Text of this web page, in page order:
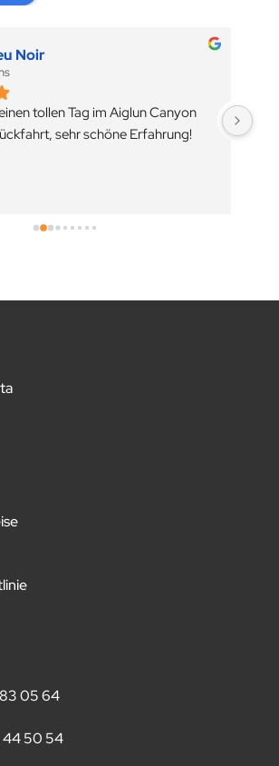
Noir
tollen Tag im Aiglun Canyon
sehr schöne Erfahrung!
05 64
44 50 54